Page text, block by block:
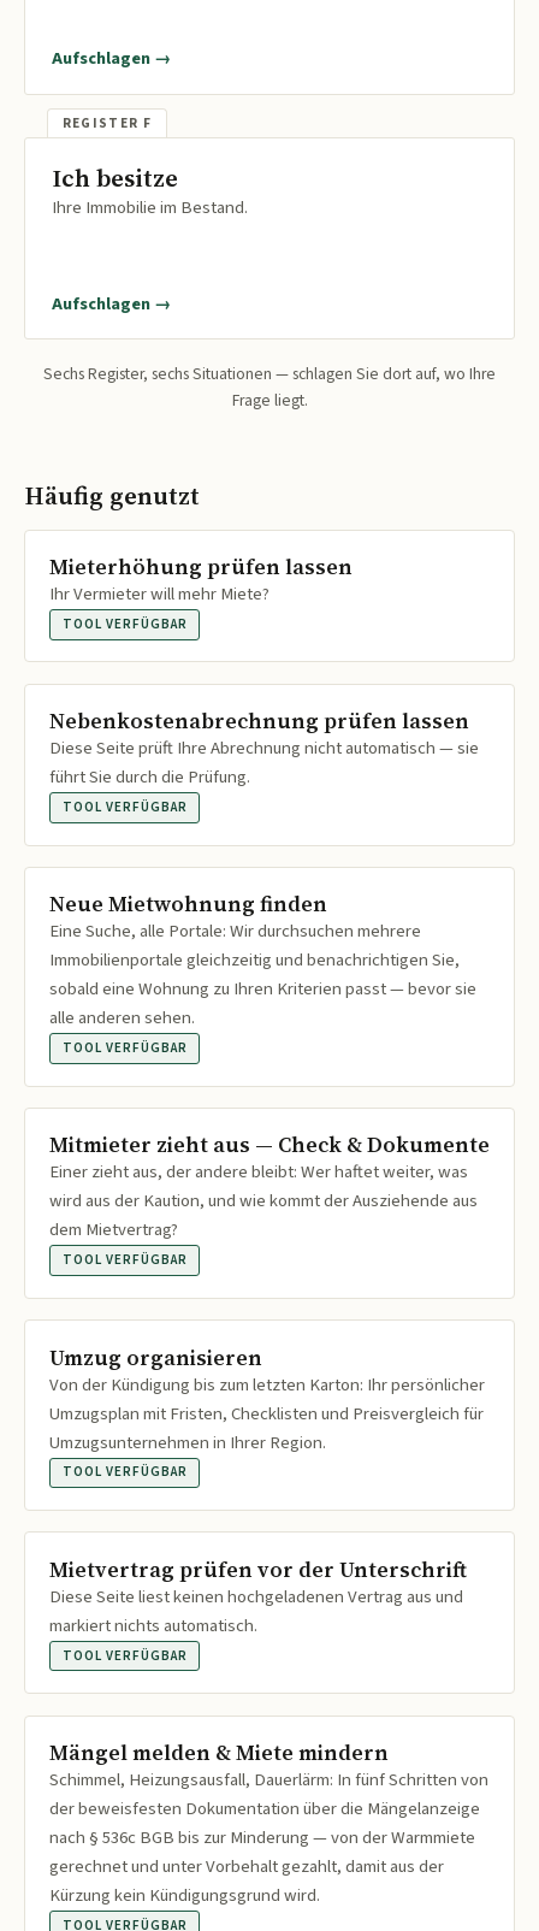
Aufschlagen →
Ich besitze
Ihre Immobilie im Bestand.
Aufschlagen →
Sechs Register, sechs Situationen — schlagen Sie dort auf, wo Ihre
Frage liegt.
Häufig genutzt
Mieterhöhung prüfen lassen
Ihr Vermieter will mehr Miete?
TOOL VERFÜGBAR
Nebenkostenabrechnung prüfen lassen
Diese Seite prüft Ihre Abrechnung nicht automatisch — sie
führt Sie durch die Prüfung.
TOOL VERFÜGBAR
Neue Mietwohnung finden
Eine Suche, alle Portale: Wir durchsuchen mehrere
Immobilienportale gleichzeitig und benachrichtigen Sie,
sobald eine Wohnung zu Ihren Kriterien passt — bevor sie
alle anderen sehen.
TOOL VERFÜGBAR
Mitmieter zieht aus — Check & Dokumente
Einer zieht aus, der andere bleibt: Wer haftet weiter, was
wird aus der Kaution, und wie kommt der Ausziehende aus
dem Mietvertrag?
TOOL VERFÜGBAR
Umzug organisieren
Von der Kündigung bis zum letzten Karton: Ihr persönlicher
Umzugsplan mit Fristen, Checklisten und Preisvergleich für
Umzugsunternehmen in Ihrer Region.
TOOL VERFÜGBAR
Mietvertrag prüfen vor der Unterschrift
Diese Seite liest keinen hochgeladenen Vertrag aus und
markiert nichts automatisch.
TOOL VERFÜGBAR
Mängel melden & Miete mindern
Schimmel, Heizungsausfall, Dauerlärm: In fünf Schritten von
der beweisfesten Dokumentation über die Mängelanzeige
nach § 536c BGB bis zur Minderung — von der Warmmiete
gerechnet und unter Vorbehalt gezahlt, damit aus der
Kürzung kein Kündigungsgrund wird.
TOOL VERFÜGBAR